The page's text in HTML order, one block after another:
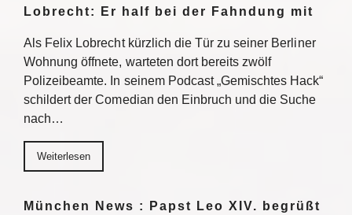
Lobrecht: Er half bei der Fahndung mit
Als Felix Lobrecht kürzlich die Tür zu seiner Berliner
Wohnung öffnete, warteten dort bereits zwölf
Polizeibeamte. In seinem Podcast „Gemischtes Hack“
schildert der Comedian den Einbruch und die Suche
nach…
Weiterlesen
München News : Papst Leo XIV. begrüßt